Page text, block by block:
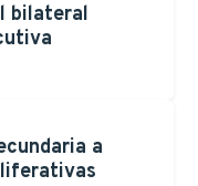
bilateral
a